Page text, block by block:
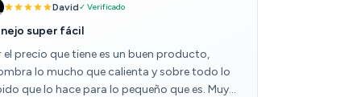
David✓ Verificado
super fácil
el precio que tiene es un buen producto,
lo mucho que calienta y sobre todo lo
que lo hace para lo pequeño que es. Muy